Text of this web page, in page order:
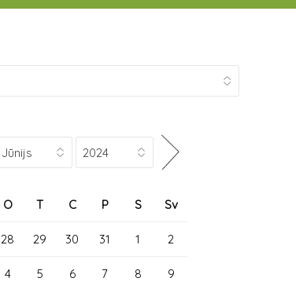
O T C P S Sv
28 29 30 31 1 2
4 5 6 7 8 9